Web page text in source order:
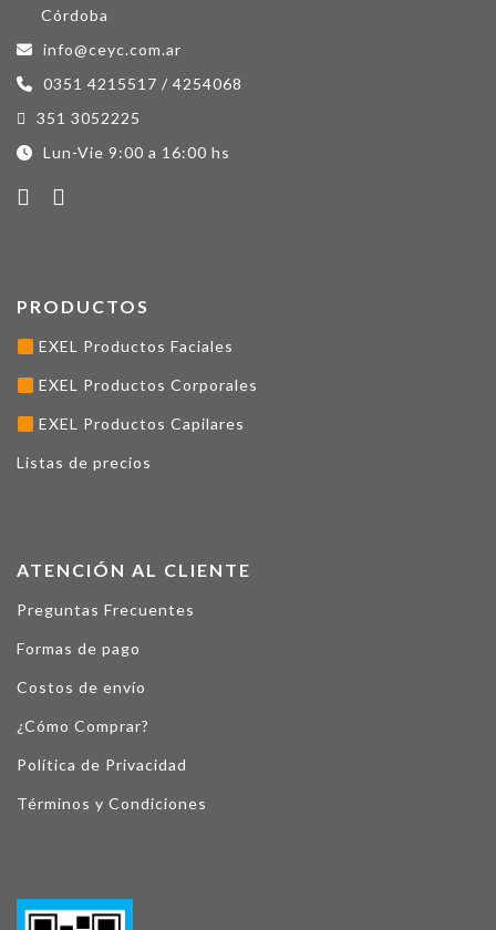
Córdoba
info@ceyc.com.ar
0351 4215517 / 4254068
351 3052225
Lun-Vie 9:00 a 16:00 hs
PRODUCTOS
EXEL Productos Faciales
EXEL Productos Corporales
EXEL Productos Capilares
Listas de precios
ATENCIÓN AL CLIENTE
Preguntas Frecuentes
Formas de pago
Costos de envío
¿Cómo Comprar?
Política de Privacidad
Términos y Condiciones